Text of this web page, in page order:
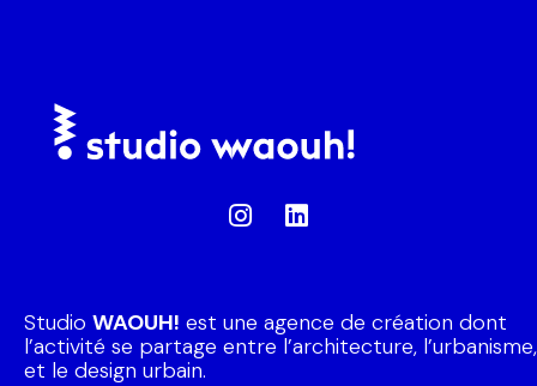
Studio WAOUH! est une agence de création dont
l’activité se partage entre l’architecture, l’urbanisme,
et le design urbain.